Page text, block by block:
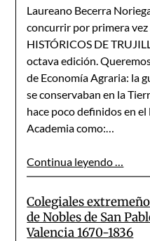
Laureano Becerra
concurrir por primera
HISTÓRICOS DE
octava edición.
de Economía Agraria: la
se conservaban en la
hace poco definidos en
Academia como:…
Continua leyendo …
Colegiales
de Nobles de San
Valencia 1670-1836